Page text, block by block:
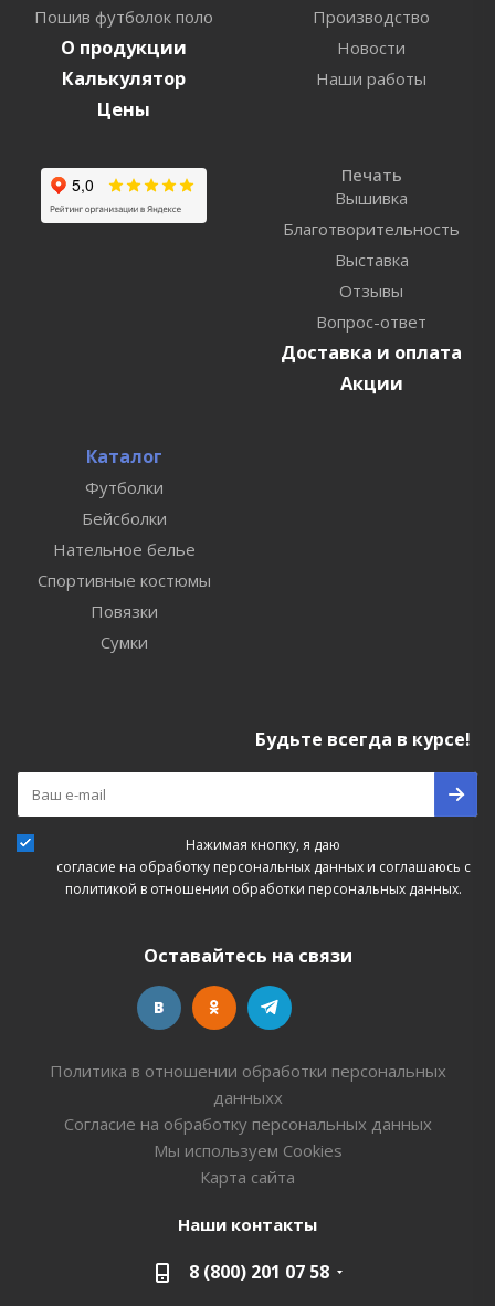
Пошив футболок поло
О продукции
Калькулятор
Цены
Производство
Новости
Наши работы
Печать
Вышивка
Благотворительность
Выставка
Отзывы
Вопрос-ответ
Доставка и оплата
Акции
Каталог
Футболки
Бейсболки
Нательное белье
Спортивные костюмы
Повязки
Сумки
Будьте всегда в курсе!
Нажимая кнопку, я даю
согласие на обработку персональных данныхи соглашаюсь с
политикой в отношении обработки персональных данных.
Оставайтесь на связи
Политика в отношении обработки персональных
данныхх
Согласие на обработку персональных данных
Мы используем Cookies
Карта сайта
Наши контакты
8 (800) 201 07 58